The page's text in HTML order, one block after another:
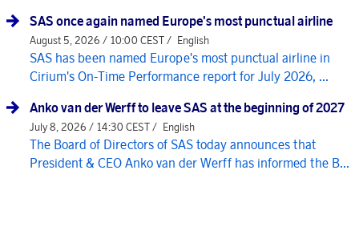
SAS once again named Europe's most punctual airline
August 5, 2026 / 10:00 CEST / English
SAS has been named Europe's most punctual airline in
Cirium's On-Time Performance report for July 2026, ...
Anko van der Werff to leave SAS at the beginning of 2027
July 8, 2026 / 14:30 CEST / English
The Board of Directors of SAS today announces that
President & CEO Anko van der Werff has informed the B...